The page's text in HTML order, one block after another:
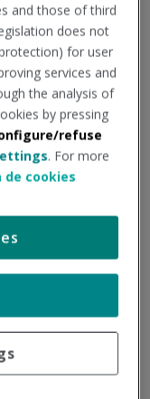
en el marco del
estos días en
Fenosa bajo el
LA ESTRATEGIA
hace 9 años con
y a
resultados en
que se han
importante del
e internacional,
los avances
sino también
personas.
nuevo, las puertas
and those of third
does not
for user
services and
the analysis of
by pressing
refuse
. For more
de cookies